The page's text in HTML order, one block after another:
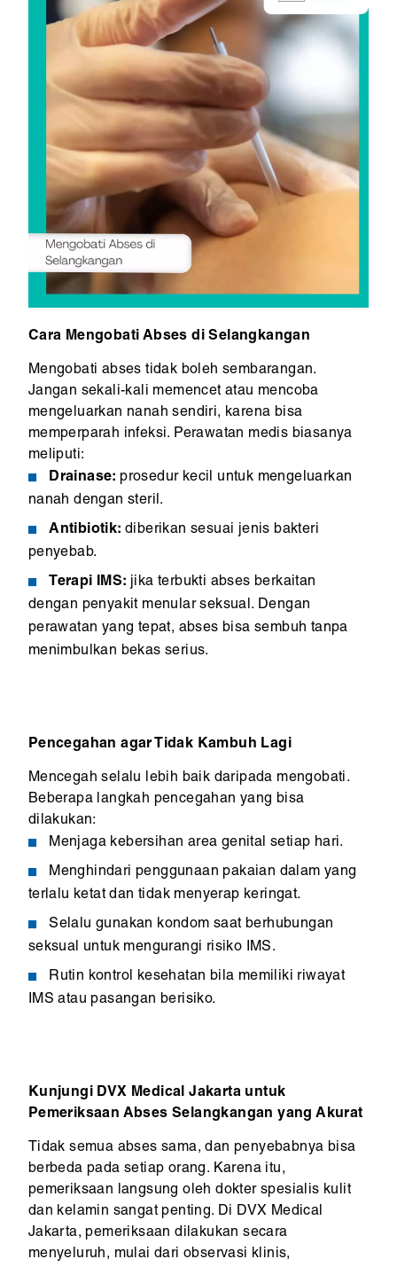
Cara Mengobati Abses di Selangkangan
Mengobati abses tidak boleh sembarangan.
Jangan sekali-kali memencet atau mencoba
mengeluarkan nanah sendiri, karena bisa
memperparah infeksi. Perawatan medis biasanya
meliputi:
Drainase: prosedur kecil untuk mengeluarkan
nanah dengan steril.
Antibiotik:diberikan sesuai jenis bakteri
penyebab.
Terapi IMS: jika terbukti abses berkaitan
dengan penyakit menular seksual. Dengan
perawatan yang tepat, abses bisa sembuh tanpa
menimbulkan bekas serius.
Pencegahan agar Tidak Kambuh Lagi
Mencegah selalu lebih baik daripada mengobati.
Beberapa langkah pencegahan yang bisa
dilakukan:
Menjaga kebersihan area genital setiap hari.
Menghindari penggunaan pakaian dalam yang
terlalu ketat dan tidak menyerap keringat.
Selalu gunakan kondom saat berhubungan
seksual untuk mengurangi risiko IMS.
Rutin kontrol kesehatan bila memiliki riwayat
IMS atau pasangan berisiko.
Kunjungi DVX Medical Jakarta untuk
Pemeriksaan Abses Selangkangan yang Akurat
Tidak semua abses sama, dan penyebabnya bisa
berbeda pada setiap orang. Karena itu,
pemeriksaan langsung oleh dokter spesialis kulit
dan kelamin sangat penting. Di DVX Medical
Jakarta, pemeriksaan dilakukan secara
menyeluruh, mulai dari observasi klinis,